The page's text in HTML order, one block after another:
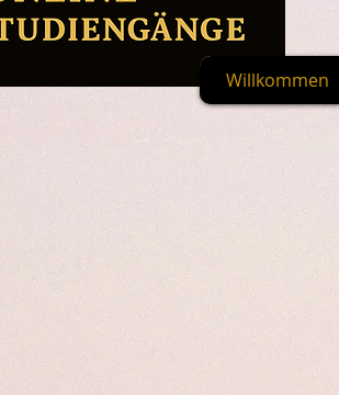
Willkommen